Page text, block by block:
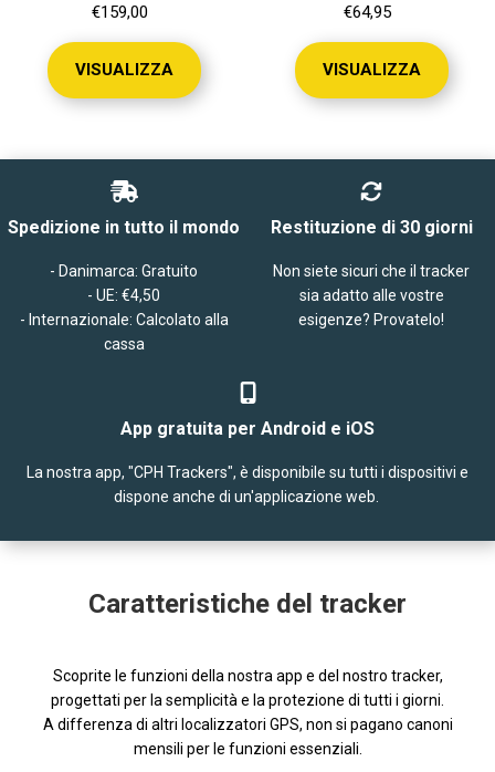
€159,00
VISUALIZZA
€64,95
VISUALIZZA
Spedizione in tutto il mondo
- Danimarca: Gratuito
- UE: €4,50
- Internazionale: Calcolato alla
cassa
Restituzione di 30 giorni
Non siete sicuri che il tracker
sia adatto alle vostre
esigenze? Provatelo!
App gratuita per Android e iOS
La nostra app, "CPH Trackers", è disponibile su tutti i dispositivi e
dispone anche di un'applicazione web.
Caratteristiche del tracker
Scoprite le funzioni della nostra app e del nostro tracker,
progettati per la semplicità e la protezione di tutti i giorni.
A differenza di altri localizzatori GPS, non si pagano canoni
mensili per le funzioni essenziali.